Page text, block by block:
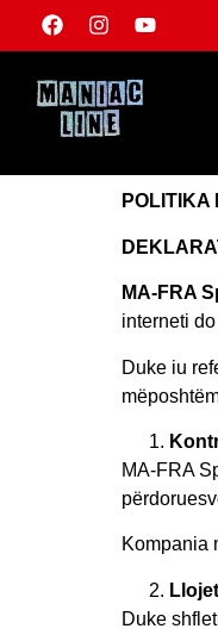
POLITIKA
MA-FRA
interneti
Duke iu
MA-FRA
Kompania
Duke